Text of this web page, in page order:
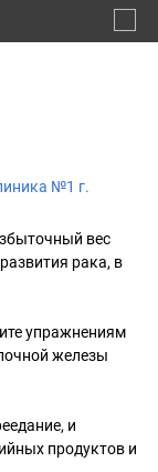
№1 г.
вес
рака, в
упражнениям
железы
и
продуктов и